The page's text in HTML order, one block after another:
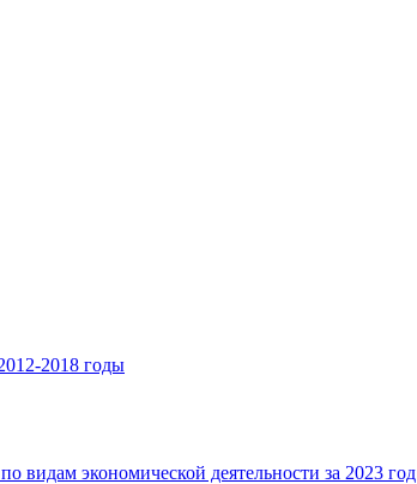
2018 годы
видам экономической деятельности за 2023 год